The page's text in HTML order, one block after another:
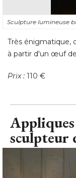
Sculpture lumineuse
Très énigmatique,
à partir d'un œuf
Prix : 110 €
sculpteur